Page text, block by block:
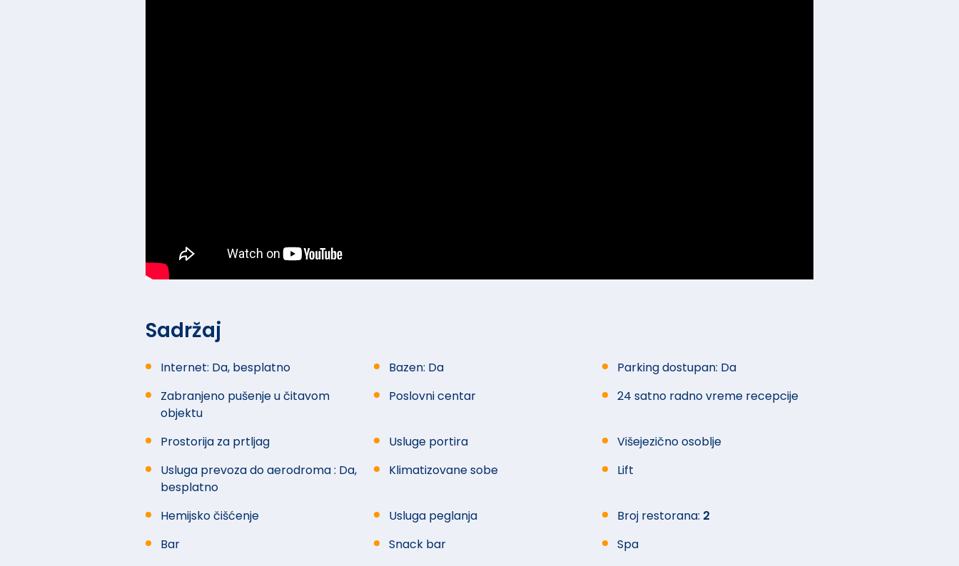
Sadržaj
Internet: Da, besplatno Bazen: Da
Parking dostupan: Da
Zabranjeno pušenje u čitavom
objektu
Poslovni centar 24 satno radno vreme recepcije
Prostorija za prtljag Usluge portira
Višejezično osoblje
Usluga prevoza do aerodroma : Da,
besplatno
Klimatizovane sobe Lift
Hemijsko čišćenje Usluga peglanja Broj restorana: 2
Bar
Snack bar
Spa